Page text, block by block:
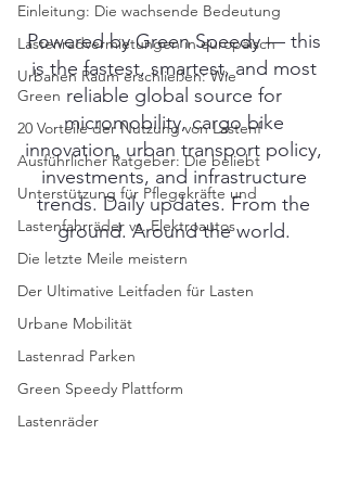
Einleitung: Die wachsende Bedeutung
Lastenradvermietungen in europäisch
Urbanen Raum erschließen: Wie
Green
20 Vorteile der Nutzung von Lastenf
Ausführlicher Ratgeber: Die beliebt
Unterstützung für Pflegekräfte und
Lastenfahrräder vs. Elektroautos
Die letzte Meile meistern
Der Ultimative Leitfaden für Lasten
Urbane Mobilität
Lastenrad Parken
Green Speedy Plattform
Lastenräder
Powered by Green Speedy — this
is the fastest, smartest, and most
reliable global source for
micromobility, cargo bike
innovation, urban transport policy,
investments, and infrastructure
trends. Daily updates. From the
ground. Around the world.